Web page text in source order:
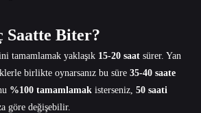
Saatte Biter?
tamamlamak yaklaşık 15-20 saat sürer. Yan
birlikte oynarsanız bu süre 35-40 saate
%100 tamamlamak isterseniz, 50 saati
göre değişebilir.